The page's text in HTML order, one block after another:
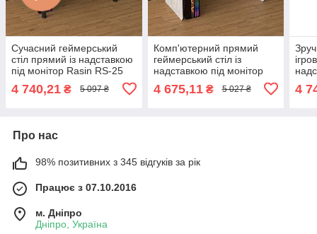
Сучасний геймерський
стіл прямий із надставкою
під монітор Rasin RS-25
Меблі
4 740,21 ₴ 5 097 ₴
Комп'ютерний прямий
геймерський стіл із
надставкою під монітор
Тіса Меблі
4 675,11₴ 5 027 ₴ 4
Про нас
98% позитивних з 345 відгуків за рік
Працює з 07.10.2016
м. Дніпро
Дніпро, Україна